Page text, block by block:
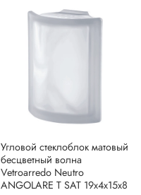
Угловой стеклоблок матовый
бесцветный волна
Vetroarredo Neutro
ANGOLARE T SAT 19x4x15x8